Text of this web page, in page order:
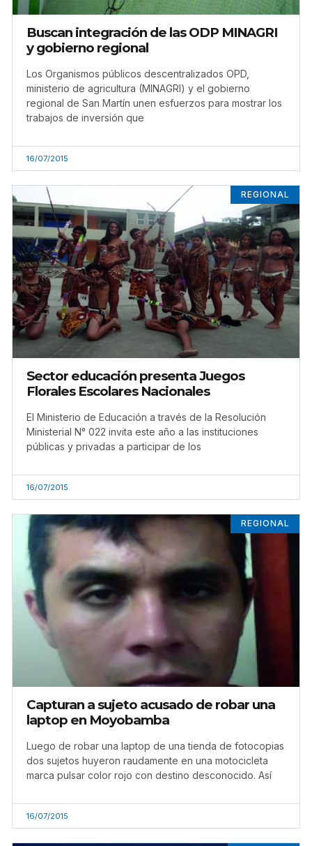
Buscan integración de las ODP MINAGRI
y gobierno regional
Los Organismos públicos descentralizados OPD,
ministerio de agricultura (MINAGRI) y el gobierno
regional de San Martín unen esfuerzos para mostrar los
trabajos de inversión que
16/07/2015
REGIONAL
Sector educación presenta Juegos
Florales Escolares Nacionales
El Ministerio de Educación a través de la Resolución
Ministerial N° 022 invita este año a las instituciones
públicas y privadas a participar de los
16/07/2015
REGIONAL
Capturan a sujeto acusado de robar una
laptop en Moyobamba
Luego de robar una laptop de una tienda de fotocopias
dos sujetos huyeron raudamente en una motocicleta
marca pulsar color rojo con destino desconocido. Así
16/07/2015